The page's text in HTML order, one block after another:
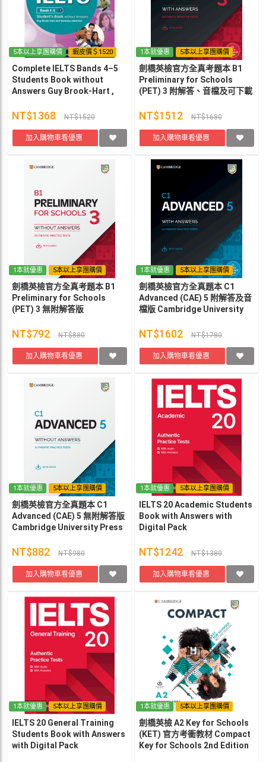
5本以上享團購價 蝦皮價＄1520
Complete IELTS Bands 4–5
Students Book without
Answers Guy Brook-Hart ,
NT$1368 NT$1520
加入購物車看優惠
1本就優惠 5本以上享團購價
劍橋英檢官方全真考題本 B1
Preliminary for Schools
(PET) 3 附解答、音檔及可下載
Press
NT$1512 NT$1680
加入購物車看優惠
1本就優惠 5本以上享團購價
劍橋英檢官方全真考題本 B1
Preliminary for Schools
(PET) 3 無附解答版
NT$792 NT$880
加入購物車看優惠
1本就優惠 5本以上享團購價
劍橋英檢官方全真題本 C1
Advanced (CAE) 5 附解答及音
檔版 Cambridge University
NT$1602 NT$1780
加入購物車看優惠
1本就優惠 5本以上享團購價
劍橋英檢官方全真題本 C1
Advanced (CAE) 5 無附解答版
Cambridge University Press
NT$882 NT$980
加入購物車看優惠
1本就優惠 5本以上享團購價
IELTS 20 Academic Students
Book with Answers with
Digital Pack
NT$1242 NT$1380
加入購物車看優惠
1本就優惠 5本以上享團購價
IELTS 20 General Training
Students Book with Answers
with Digital Pack
1本就優惠 5本以上享團購價
劍橋英檢 A2 Key for Schools
(KET) 官方考衝教材 Compact
Key for Schools 2nd Edition